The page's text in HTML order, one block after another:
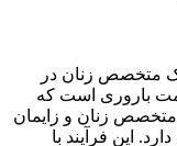
متخصص زنان در
باروری است که
متخصص زنان و زایمان
این فرآیند با